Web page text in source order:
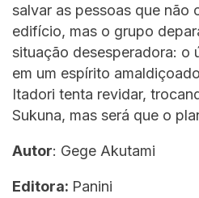
salvar as pessoas que não
edifício, mas o grupo
situação desesperadora: o
em um espírito
Itadori tenta revidar,
Sukuna, mas será que o
Autor: Gege Akutami
Editora: Panini